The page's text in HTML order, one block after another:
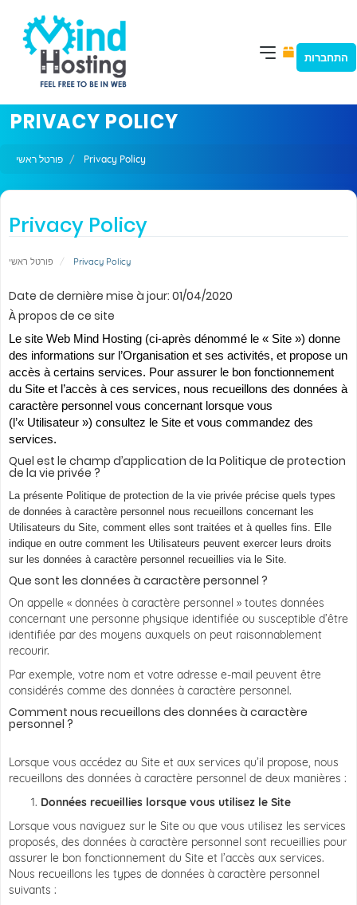
התחברות
PRIVACY POLICY
פורטל ראשי Privacy Policy
Privacy Policy
פורטל ראשי Privacy Policy
Date de dernière mise à jour: 01/04/2020
À propos de ce site
Le site Web Mind Hosting (ci-après dénommé le « Site ») donne
des informations sur l’Organisation et ses activités, et propose un
accès à certains services. Pour assurer le bon fonctionnement
du Site et l’accès à ces services, nous recueillons des données à
caractère personnel vous concernant lorsque vous
(l’« Utilisateur ») consultez le Site et vous commandez des
services.
Quel est le champ d’application de la Politique de protection
de la vie privée ?
La présente Politique de protection de la vie privée précise quels types
de données à caractère personnel nous recueillons concernant les
Utilisateurs du Site, comment elles sont traitées et à quelles fins. Elle
indique en outre comment les Utilisateurs peuvent exercer leurs droits
sur les données à caractère personnel recueillies via le Site.
Que sont les données à caractère personnel ?
On appelle « données à caractère personnel » toutes données
concernant une personne physique identifiée ou susceptible d’être
identifiée par des moyens auxquels on peut raisonnablement
recourir.
Par exemple, votre nom et votre adresse e-mail peuvent être
considérés comme des données à caractère personnel.
Comment nous recueillons des données à caractère
personnel ?
Lorsque vous accédez au Site et aux services qu’il propose, nous
recueillons des données à caractère personnel de deux manières :
Données recueillies lorsque vous utilisez le Site
Lorsque vous naviguez sur le Site ou que vous utilisez les services
proposés, des données à caractère personnel sont recueillies pour
assurer le bon fonctionnement du Site et l’accès aux services.
Nous recueillons les types de données à caractère personnel
suivants :